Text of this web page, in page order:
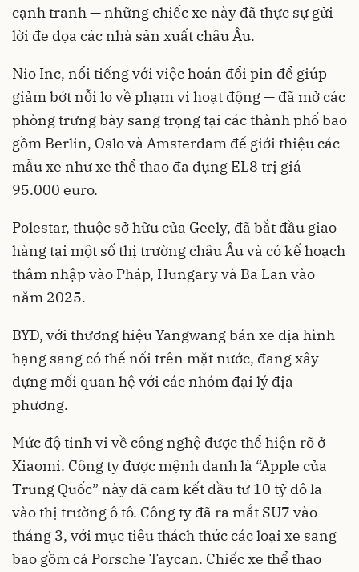
cạnh tranh — những chiếc xe này đã thực sự gửi
lời đe dọa các nhà sản xuất châu Âu.
Nio Inc, nổi tiếng với việc hoán đổi pin để giúp
giảm bớt nỗi lo về phạm vi hoạt động — đã mở các
phòng trưng bày sang trọng tại các thành phố bao
gồm Berlin, Oslo và Amsterdam để giới thiệu các
mẫu xe như xe thể thao đa dụng EL8 trị giá
95.000 euro.
Polestar, thuộc sở hữu của Geely, đã bắt đầu giao
hàng tại một số thị trường châu Âu và có kế hoạch
thâm nhập vào Pháp, Hungary và Ba Lan vào
năm 2025.
BYD, với thương hiệu Yangwang bán xe địa hình
hạng sang có thể nổi trên mặt nước, đang xây
dựng mối quan hệ với các nhóm đại lý địa
phương.
Mức độ tinh vi về công nghệ được thể hiện rõ ở
Xiaomi. Công ty được mệnh danh là “Apple của
Trung Quốc” này đã cam kết đầu tư 10 tỷ đô la
vào thị trường ô tô. Công ty đã ra mắt SU7 vào
tháng 3, với mục tiêu thách thức các loại xe sang
bao gồm cả Porsche Taycan. Chiếc xe thể thao